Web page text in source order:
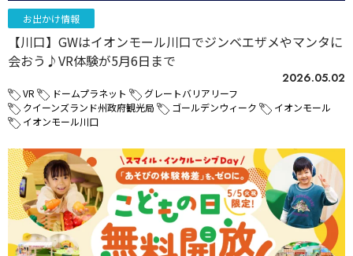
お出かけ情報
【川口】GWはイオンモール川口でジンベエザメやマンタに
会おう♪VR体験が5月6日まで
2026.05.02
VR ドームプラネット
グレートバリアリーフ
クイーンズランド州政府観光局
ゴールデンウィーク
イオンモール
イオンモール川口